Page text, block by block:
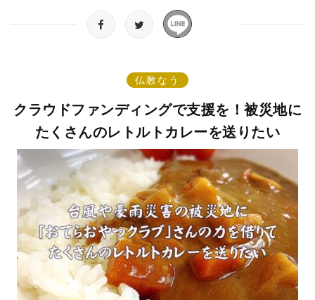
仏教なう
クラウドファンディングで支援を！被災地に
たくさんのレトルトカレーを送りたい